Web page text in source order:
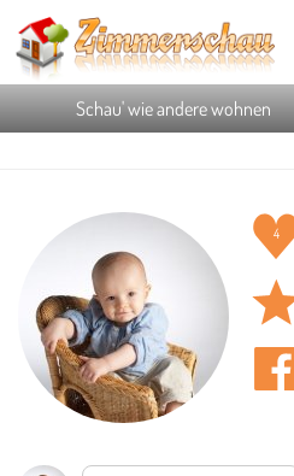
Schau' wie andere wohnen
4